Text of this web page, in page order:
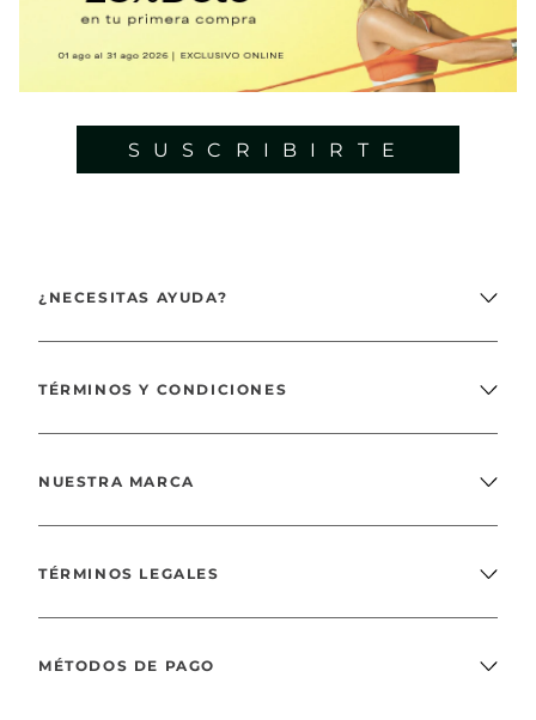
SUSCRIBIRTE
¿NECESITAS AYUDA?
TÉRMINOS Y CONDICIONES
NUESTRA MARCA
TÉRMINOS LEGALES
MÉTODOS DE PAGO